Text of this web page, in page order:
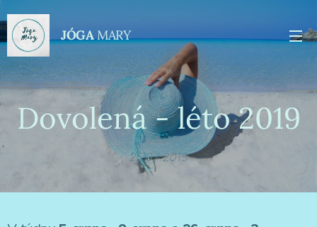
JÓGAMARY
Dovolená - léto 2019
25.07.2019